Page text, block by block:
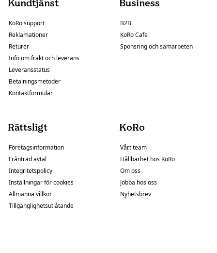
Kundtjänst
KoRo support
Reklamationer
Returer
Info om frakt och leverans
Leveransstatus
Betalningsmetoder
Kontaktformulär
Business
B2B
KoRo Cafe
Sponsring och samarbeten
Rättsligt
Företagsinformation
Frånträd avtal
Integritetspolicy
Inställningar för cookies
Allmänna villkor
Tillgänglighetsutlåtande
KoRo
Vårt team
Hållbarhet hos KoRo
Om oss
Jobba hos oss
Nyhetsbrev